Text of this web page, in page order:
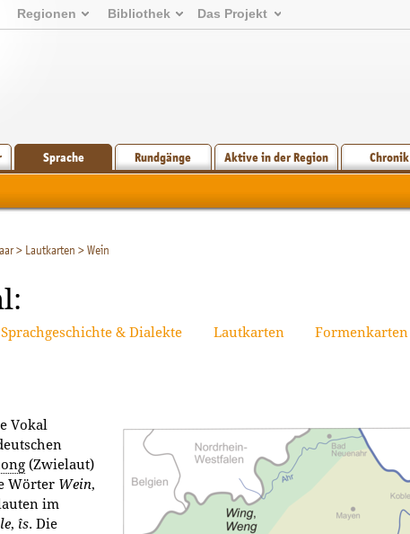
Regionen Bibliothek Das Projekt
Sprache Rundgänge Aktive in der Region Chronik
> Lautkarten >Wein
& Dialekte Lautkarten Formenkarten
Vokal
(Zwielaut)
Wörter Wein,
im
, îs. Die